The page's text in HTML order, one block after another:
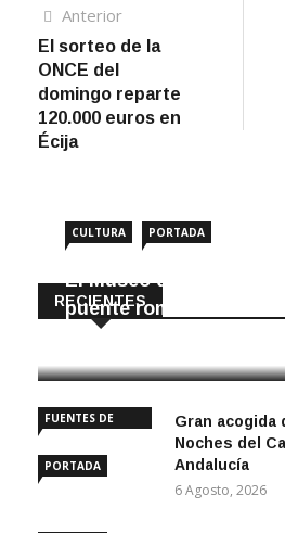
Navegación
de
entradas
AnteriorArtículo
anterior
El sorteo de la
ONCE del
domingo reparte
120.000 euros en
Écija
RECIENTES
CULTURA PORTADA
El Museo de Écija
puente romano
FUENTES DE
PORTADA
Gran acogida
Noches del
Andalucía
6 Agosto, 2026